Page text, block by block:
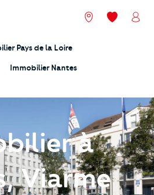
Nos agences
Mes
Pays de la Loire
Immobilier Nantes
à
Viarme